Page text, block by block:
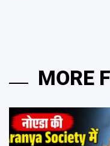
MORE